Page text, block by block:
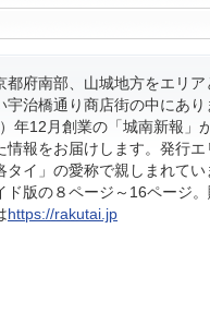
都府南部、山城地方をエリ
宇治橋通り商店街の中にあ
年12月創業の「城南新報」
情報をお届けします。発行
イ」の愛称で親しまれてい
ド版の８ページ～16ページ
https://rakutai.jp